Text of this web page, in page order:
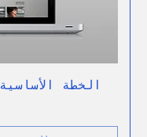
الخطة الأساسية